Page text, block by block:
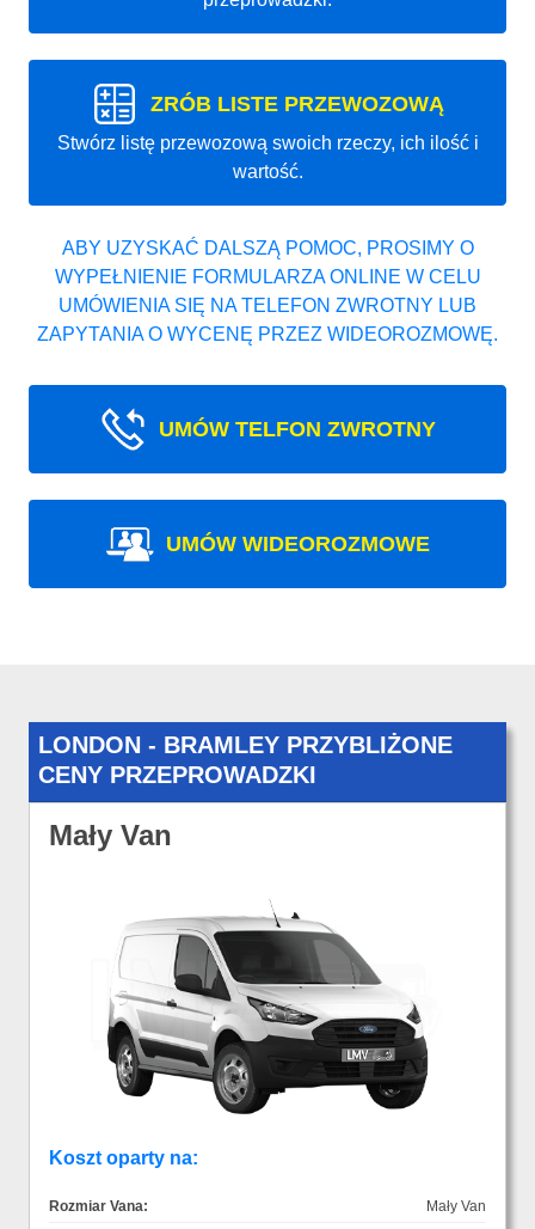
ZRÓB LISTE PRZEWOZOWĄ
Stwórz listę przewozową swoich rzeczy, ich ilość i
wartość.
ABY UZYSKAĆ DALSZĄ POMOC, PROSIMY O
WYPEŁNIENIE FORMULARZA ONLINE W CELU
UMÓWIENIA SIĘ NA TELEFON ZWROTNY LUB
ZAPYTANIA O WYCENĘ PRZEZ WIDEOROZMOWĘ.
UMÓW TELFON ZWROTNY
UMÓW WIDEOROZMOWE
LONDON - BRAMLEY PRZYBLIŻONE
CENY PRZEPROWADZKI
Mały Van
Koszt oparty na:
Rozmiar Vana:
Mały Van